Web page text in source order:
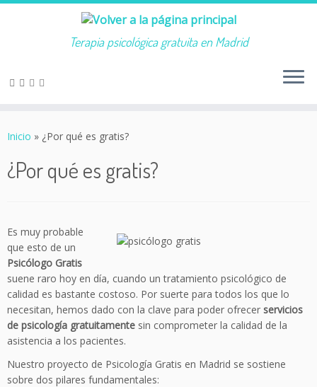
Terapia psicológica gratuita en Madrid
Inicio » ¿Por qué es gratis?
¿Por qué es gratis?
Es muy probable
que esto de un
Psicólogo Gratis
suene raro hoy en día, cuando un tratamiento psicológico de
calidad es bastante costoso. Por suerte para todos los que lo
necesitan, hemos dado con la clave para poder ofrecer servicios
de psicología gratuitamente sin comprometer la calidad de la
asistencia a los pacientes.
Nuestro proyecto de Psicología Gratis en Madrid se sostiene
sobre dos pilares fundamentales: